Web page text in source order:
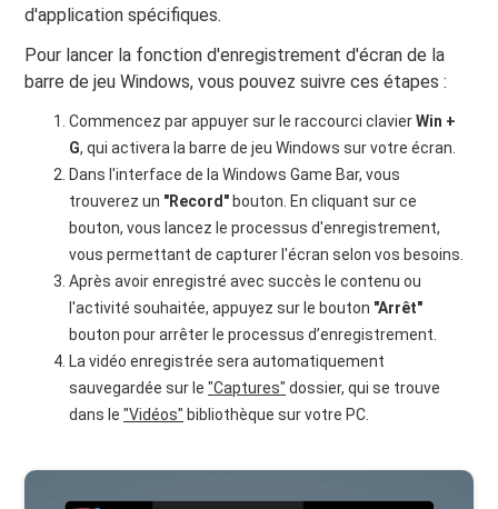
d'application spécifiques.
Pour lancer la fonction d'enregistrement d'écran de la
barre de jeu Windows, vous pouvez suivre ces étapes :
Commencez par appuyer sur le raccourci clavierWin +
G, qui activera la barre de jeu Windows sur votre écran.
Dans l'interface de la Windows Game Bar, vous
trouverez un "Record" bouton. En cliquant sur ce
bouton, vous lancez le processus d'enregistrement,
vous permettant de capturer l'écran selon vos besoins.
Après avoir enregistré avec succès le contenu ou
l'activité souhaitée, appuyez sur le bouton "Arrêt"
bouton pour arrêter le processus d’enregistrement.
La vidéo enregistrée sera automatiquement
sauvegardée sur le"Captures" dossier, qui se trouve
dans le"Vidéos" bibliothèque sur votre PC.